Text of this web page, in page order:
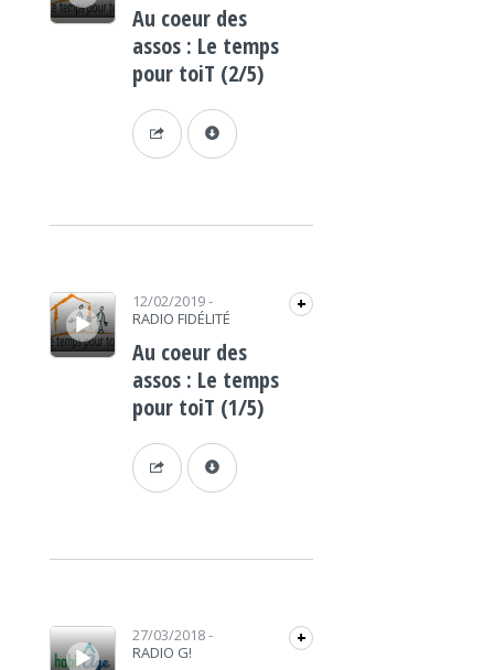
Au coeur des
assos : Le temps
pour toiT (2/5)
Lecteur audio 12/02/2019-
RADIO FIDÉLITÉ
+
Au coeur des
assos : Le temps
pour toiT (1/5)
Lecteur audio 27/03/2018-
RADIO G!
+